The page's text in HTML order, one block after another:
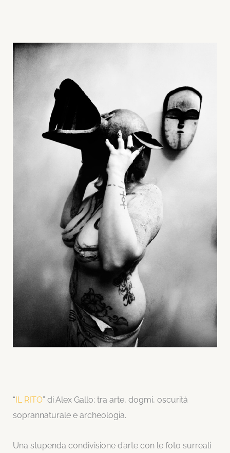
“IL RITO” di Alex Gallo; tra arte, dogmi, oscurità
soprannaturale e archeologia.
Una stupenda condivisione d’arte con le foto surreali